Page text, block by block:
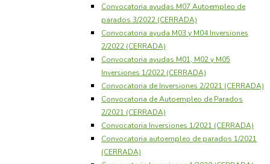
Convocatoria ayudas M07 Autoempleo de
parados 3/2022 (CERRADA)
Convocatoria ayuda M03 y M04 Inversiones
2/2022 (CERRADA)
Convocatoria ayudas M01, M02 y M05
Inversiones 1/2022 (CERRADA)
Convocatoria de Inversiones 2/2021 (CERRADA)
Convocatoria de Autoempleo de Parados
2/2021 (CERRADA)
Convocatoria Inversiones 1/2021 (CERRADA)
Convocatoria autoempleo de parados 1/2021
(CERRADA)